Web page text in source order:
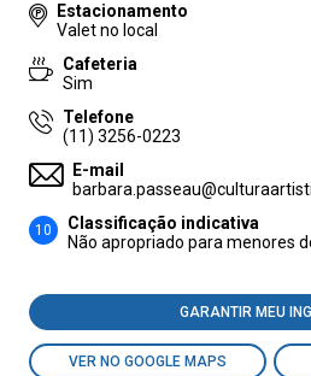
Estacionamento
Valet no local
Cafeteria
Sim
Telefone
(11) 3256-0223
E-mail
10
Classificação indicativa
Não apropriado para menores
GARANTIR MEU
VER NO GOOGLE MAPS